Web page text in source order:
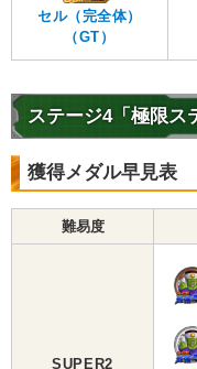
セル（完全体）
（GT）
ステージ4「極限ス
獲得メダル早見表
難易度
SUPER2